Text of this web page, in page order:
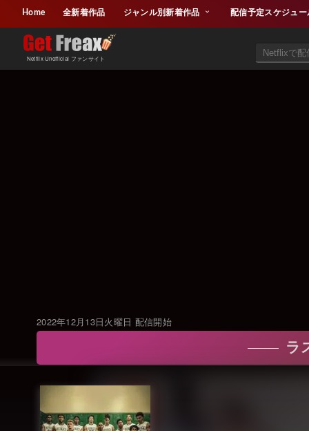
Home 全新着作品 ジャンル別新着作品 配信予定スケジュー
Netflix Unofficial ファンサイト
2022年12月13日火曜日 配信開始
ラ